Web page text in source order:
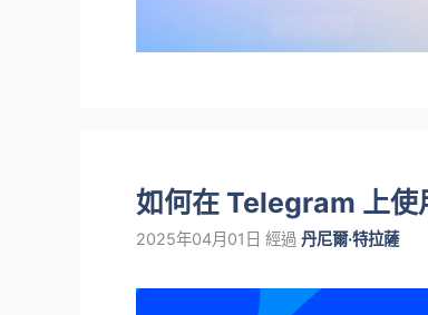
如何在 Telegram 上
2025年04月01日 經過 丹尼爾·特拉薩